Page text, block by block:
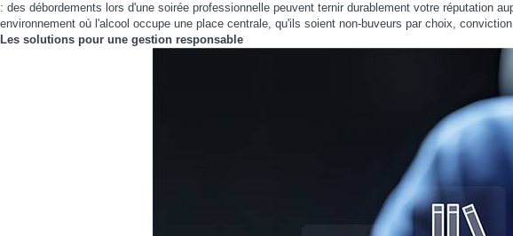
: des débordements lors d'une soirée professionnelle peuvent ternir durablement votre réputation
environnement où l'alcool occupe une place centrale, qu'ils soient non-buveurs par choix,
Les solutions pour une gestion responsable